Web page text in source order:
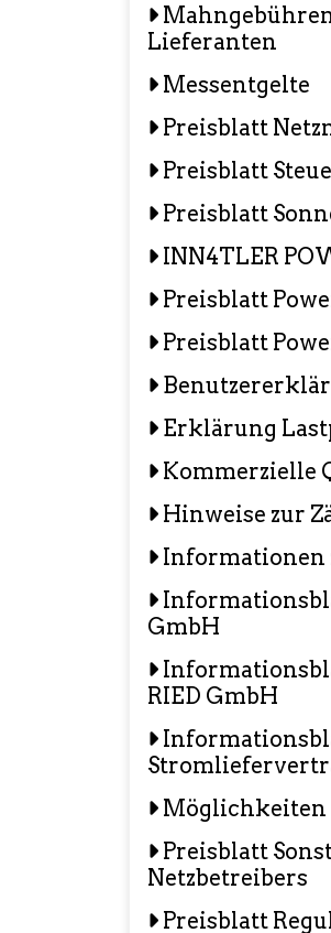
Lieferanten
Messentgelte
Preisblatt
Preisblatt
Preisblatt
INN4TLER
Preisblatt
Preisblatt
Erklärung
Kommerzielle
Hinweise zur
Informationen
GmbH
RIED GmbH
Möglichkeiten
Preisblatt
Netzbetreibers
Preisblatt